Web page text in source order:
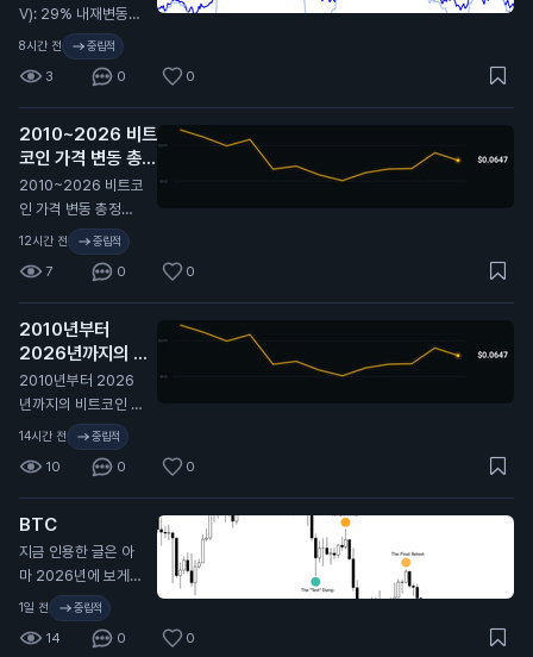
V): 29% 내재변동성
이 실현 대비 2.4포인
트 높게 형성돼 있고,
지난 2년 기준 대략 4
6퍼센타일 구간. 극단
적이진 않지만 옵션
시장은 여전히 최근
비트코인이 보여준 것
보다 더 큰 움직임을
프라이싱 중. 여기서
실현 변동성이 따라
올라갈까, 아니면 내
재 변동성이 계속 눌
릴까?
8시간 전 중립적
3 0 0
2010~2026 비트
코인 가격 변동 총정
리 🫡
N
2010~2026 비트코
인 가격 변동 총정리
🫡
12시간 전 중립적
7 0 0
2010년부터
2026년까지의 비
트코인 가격 변동 전
체 역사. 🫡
N
2010년부터 2026
년까지의 비트코인 가
격 변동 전체 역사. 🫡
14시간 전 중립적
10 0 0
BTC
지금 인용한 글은 아
마 2026년에 보게
될 글 중 가장 중요한
글 중 하나일 거야. 시
간 내서 제대로 뜯어
1일 전 중립적
14 0 0